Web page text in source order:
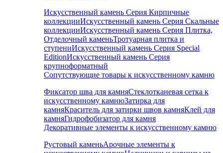
Искусственный камень Серия Кирпичные
коллекцииИскусственный камень Серия Скальные
коллекцииИскусственный камень Серия Плитка,
Отделочный каменьТротуарная плитка и
ступениИскусственный камень Серия Special
EditionИскусственный камень Серия
крупноформатный
Сопутствующие товары к искусственному камню
Фиксатор шва для камняСтеклотканевая сетка к
искусственному камнюЗатирка для
камняКраситель для затирки швов камняКлей для
камняГидрофобизатор для камня
Декоративные элементы к искусственному камню
Рустовый каменьАрочные элементы к